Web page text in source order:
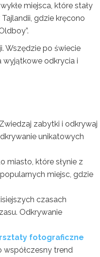
miejsca, które stały
gdzie kręcono
Wszędzie po świecie
wyjątkowe odkrycia i
zabytki i odkrywaj
unikatowych
miasto, które słynie z
miejsc, gdzie
czasach
Odkrywanie
fotograficzne
trend